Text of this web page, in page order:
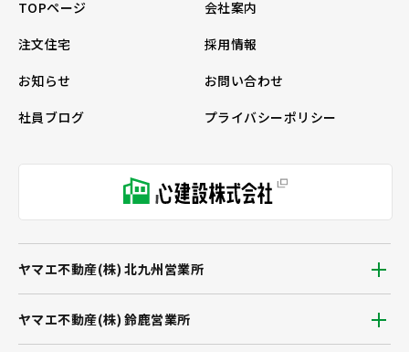
TOPページ
会社案内
注文住宅
採用情報
お知らせ
お問い合わせ
社員ブログ
プライバシーポリシー
ヤマエ不動産(株) 北九州営業所
ヤマエ不動産(株) 鈴鹿営業所